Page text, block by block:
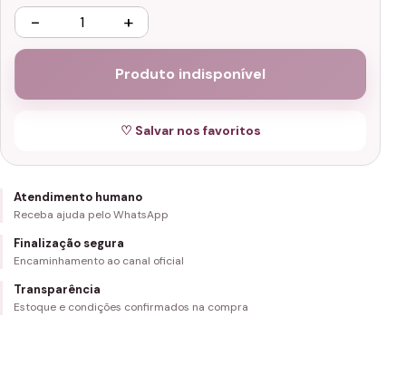
− +
Produto indisponível
♡ Salvar nos favoritos
Atendimento humano
Receba ajuda pelo WhatsApp
Finalização segura
Encaminhamento ao canal oficial
Transparência
Estoque e condições confirmados na compra